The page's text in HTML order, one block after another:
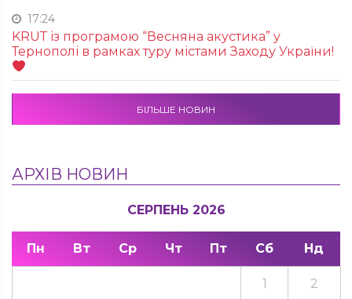
17:24
KRUТ із програмою “Весняна акустика” у
Тернополі в рамках туру містами Заходу України!
БІЛЬШЕ НОВИН
АРХІВ НОВИН
СЕРПЕНЬ 2026
Пн Вт Ср Чт Пт Сб Нд
1 2